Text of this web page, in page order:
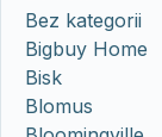
Bez kategorii
Bigbuy Home
Bisk
Blomus